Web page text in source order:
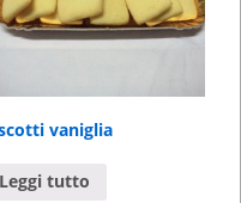
vaniglia
Leggi tutto